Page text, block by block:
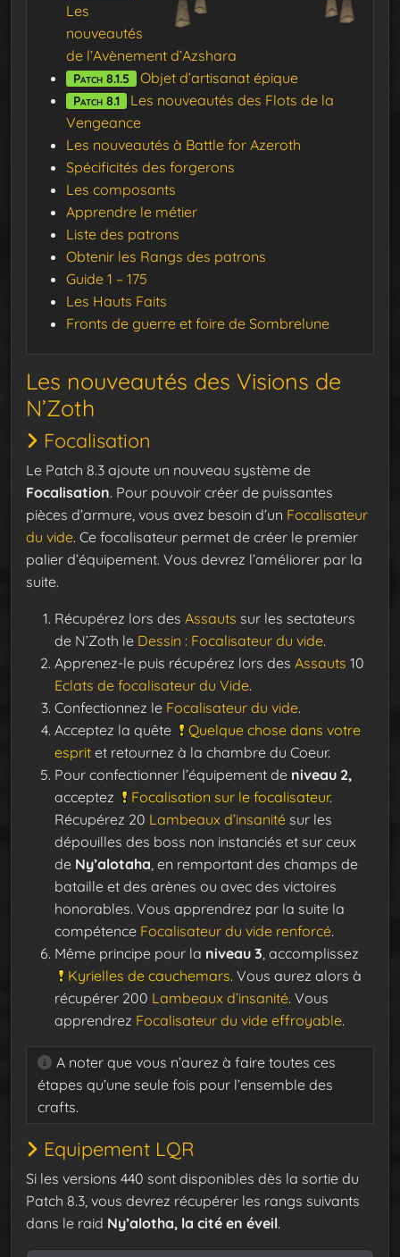
Les
nouveautés
de l’Avènement d’Azshara
Patch 8.1.5 Objet d’artisanat épique
Patch 8.1
Les nouveautés des Flots de la
Vengeance
Les nouveautés à Battle for Azeroth
Spécificités des forgerons
Les composants
Apprendre le métier
Liste des patrons
Obtenir les Rangs des patrons
Guide 1 – 175
Les Hauts Faits
Fronts de guerre et foire de Sombrelune
Les nouveautés des Visions de
N’Zoth
Focalisation
Le Patch 8.3 ajoute un nouveau système de
Focalisation. Pour pouvoir créer de puissantes
pièces d’armure, vous avez besoin d’un Focalisateur
du vide. Ce focalisateur permet de créer le premier
palier d’équipement. Vous devrez l’améliorer par la
suite.
Récupérez lors des Assauts sur les sectateurs
de N’Zoth le Dessin : Focalisateur du vide.
Apprenez-le puis récupérez lors des Assauts 10
Eclats de focalisateur du Vide.
Confectionnez le Focalisateur du vide.
Acceptez la quête
Quelque chose dans votre
esprit et retournez à la chambre du Coeur.
Pour confectionner l’équipement de niveau 2,
acceptez
Focalisation sur le focalisateur.
Récupérez 20 Lambeaux d’insanité sur les
dépouilles des boss non instanciés et sur ceux
de Ny’alotaha , en remportant des champs de
bataille et des arènes ou avec des victoires
honorables. Vous apprendrez par la suite la
compétence Focalisateur du vide renforcé.
Même principe pour la niveau 3 , accomplissez
Kyrielles de cauchemars. Vous aurez alors à
récupérer 200 Lambeaux d’insanité. Vous
apprendrez Focalisateur du vide effroyable.
A noter que vous n’aurez à faire toutes ces
étapes qu’une seule fois pour l’ensemble des
crafts.
Equipement LQR
Si les versions 440 sont disponibles dès la sortie du
Patch 8.3, vous devrez récupérer les rangs suivants
dans le raid Ny’alotha, la cité en éveil.